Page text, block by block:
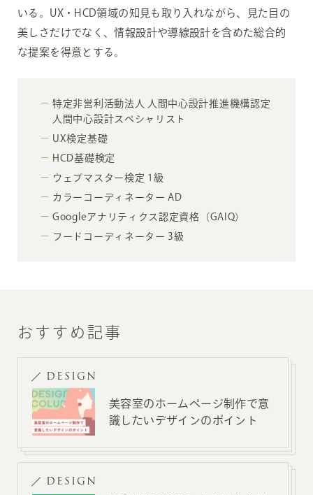
いる。UX・HCD領域の知見も取り入れながら、見た目の
美しさだけでなく、情報設計や導線設計を含めた総合的
な提案を得意とする。
特定非営利活動法人 人間中心設計推進機構認定
人間中心設計スペシャリスト
UX検定基礎
HCD基礎検定
ウェブマスター検定 1級
カラーコーディネーター AD
Googleアナリティクス認定資格（GAIQ）
フードコーディネーター 3級
おすすめ記事
DESIGN
美容室のホームページ制作で意
識したいデザインのポイント
DESIGN